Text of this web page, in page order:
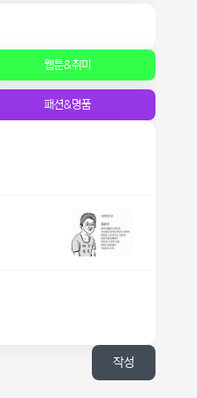
웹툰&취미
패션&명품
작성